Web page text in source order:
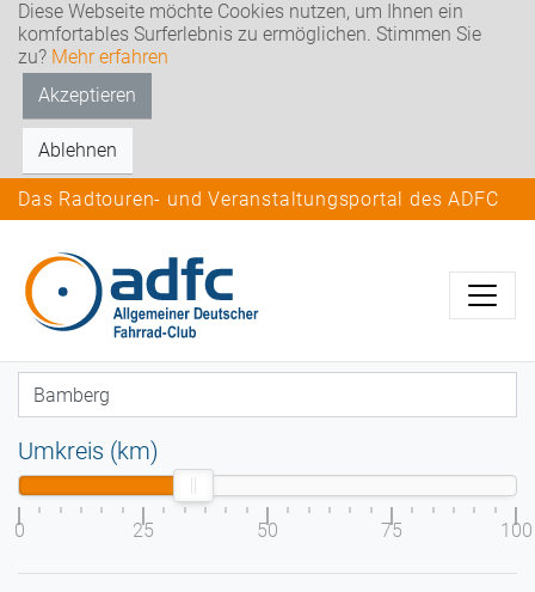
Diese Webseite möchte Cookies nutzen, um Ihnen ein
komfortables Surferlebnis zu ermöglichen. Stimmen Sie
zu? Mehr erfahren
Akzeptieren
Ablehnen
Das Radtouren- und Veranstaltungsportal des ADFC
Umkreis (km)
0 25 50 75 100